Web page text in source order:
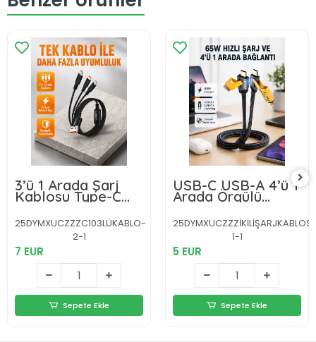
3’ü 1 Arada Şarj
Kablosu Type-C
iOS Android
Uyumlu Hızlı ve
Güvenli Şarj
25DYMXUCZZZC103LÜKABLO-
2-1
7 EUR
Sepete Ekle
USB-C USB-A 4’ü 1
Arada Örgülü
Kablo 65W Hızlı
Şarj Metal Uç
Dayanıklı1-1
5 EUR
Sepete Ekle